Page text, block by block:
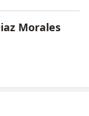
Morales